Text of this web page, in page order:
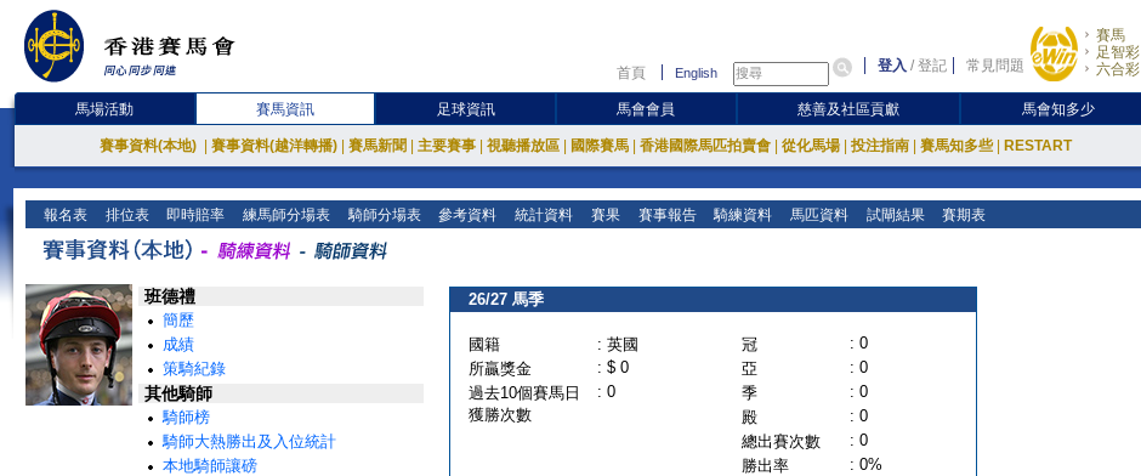
首頁 English 登入 /登記 常見問題
賽馬
足智彩
六合彩
馬場活動 賽馬資訊 足球資訊 馬會會員 慈善及社區貢獻 馬會知多少
賽事資料(本地) 賽事資料(越洋轉播) 賽馬新聞 主要賽事 視聽播放區 國際賽馬 香港國際馬匹拍賣會 從化馬場 投注指南 賽馬知多些 RESTART
報名表 排位表 即時賠率 練馬師分場表 騎師分場表 參考資料 統計資料 賽果 賽事報告 騎練資料 馬匹資料 試閘結果 賽期表
班德禮
簡歷
成績
策騎紀錄
其他騎師
騎師榜
騎師大熱勝出及入位統計
本地騎師讓磅
26/27 馬季
國籍 : 英國 冠
: 0
所贏獎金
: $ 0 亞
: 0
過去10個賽馬日
獲勝次數
: 0 季
: 0
殿
: 0
總出賽次數
: 0
勝出率
: 0%